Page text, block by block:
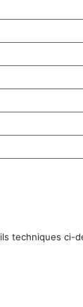
techniques ci-